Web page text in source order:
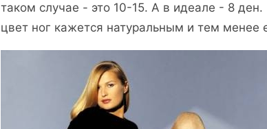
таком случае - это 10-15. А в идеале - 8
цвет ног кажется натуральным и тем менее